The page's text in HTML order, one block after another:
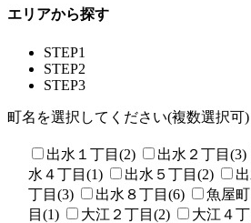
エリアから探す
STEP1
STEP2
STEP3
町名を選択してください(複数選択可)
出水１丁目(2) 出水２丁目(3)
水４丁目(1)
出水５丁目(2)
丁目(3)
出水８丁目(6) 魚屋
目(1)
大江２丁目(2) 大江４